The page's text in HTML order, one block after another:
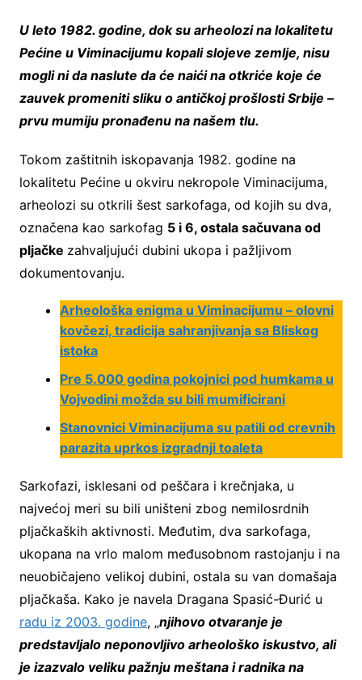
U leto 1982. godine, dok su arheolozi na lokalitetu
Pećine u Viminacijumu kopali slojeve zemlje, nisu
mogli ni da naslute da će naići na otkriće koje će
zauvek promeniti sliku o antičkoj prošlosti Srbije –
prvu mumiju pronađenu na našem tlu.
Tokom zaštitnih iskopavanja 1982. godine na
lokalitetu Pećine u okviru nekropole Viminacijuma,
arheolozi su otkrili šest sarkofaga, od kojih su dva,
označena kao sarkofag 5 i 6, ostala sačuvana od
pljačke zahvaljujući dubini ukopa i pažljivom
dokumentovanju.
Arheološka enigma u Viminacijumu – olovni
kovčezi, tradicija sahranjivanja sa Bliskog
istoka
Pre 5.000 godina pokojnici pod humkama u
Vojvodini možda su bili mumificirani
Stanovnici Viminacijuma su patili od crevnih
parazita uprkos izgradnji toaleta
Sarkofazi, isklesani od peščara i krečnjaka, u
najvećoj meri su bili uništeni zbog nemilosrdnih
pljačkaških aktivnosti. Međutim, dva sarkofaga,
ukopana na vrlo malom međusobnom rastojanju i na
neuobičajeno velikoj dubini, ostala su van domašaja
pljačkaša. Kako je navela Dragana Spasić-Đurić u
radu iz 2003. godine, „njihovo otvaranje je
predstavljalo neponovljivo arheološko iskustvo, ali
je izazvalo veliku pažnju meštana i radnika na